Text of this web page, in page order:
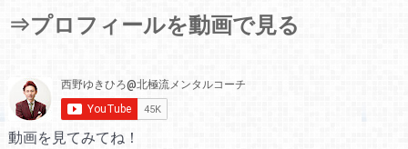
⇒プロフィールを動画で見る
動画を見てみてね！